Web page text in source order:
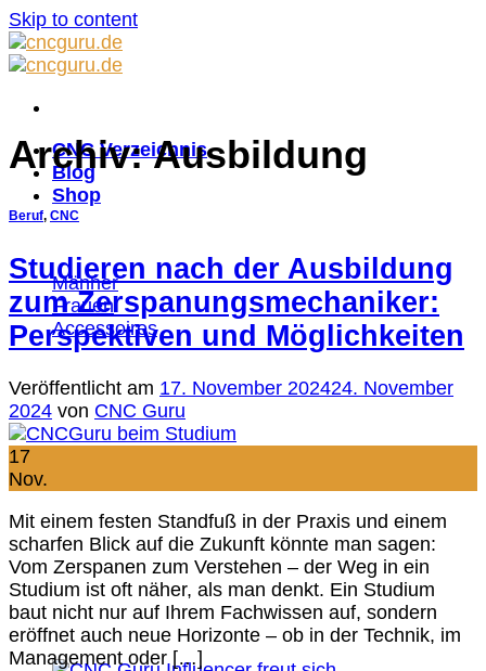
Skip to content
CNC Verzeichnis
Blog
Shop
Männer
Frauen
Accessoires
Archiv:Ausbildung
Beruf, CNC
Studieren nach der Ausbildung
zum Zerspanungsmechaniker:
Perspektiven und Möglichkeiten
Veröffentlicht am 17. November 202424. November
2024 von CNC Guru
17
Nov.
Mit einem festen Standfuß in der Praxis und einem
scharfen Blick auf die Zukunft könnte man sagen:
Vom Zerspanen zum Verstehen – der Weg in ein
Studium ist oft näher, als man denkt. Ein Studium
baut nicht nur auf Ihrem Fachwissen auf, sondern
eröffnet auch neue Horizonte – ob in der Technik, im
Management oder […]